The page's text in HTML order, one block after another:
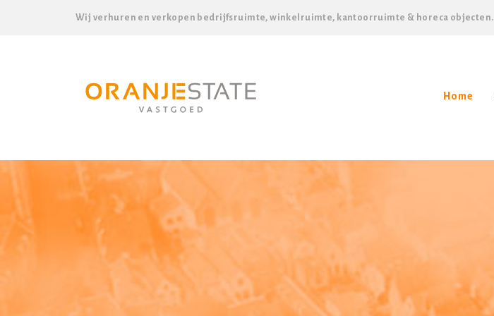
Wij verhuren en verkopen bedrijfsruimte, winkelruimte, kantoorruimte & horeca objecten.
Home